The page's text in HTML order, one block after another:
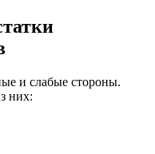
и слабые стороны.
них: